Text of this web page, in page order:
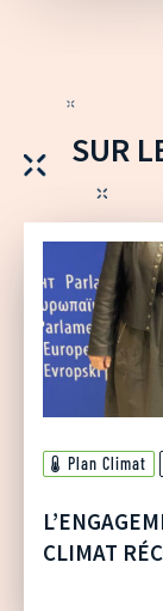
SUR
Plan Climat
CLIMAT